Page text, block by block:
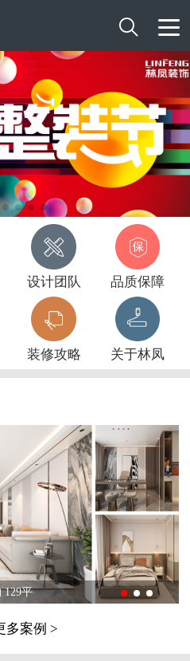

设计团队 品质保障
装修攻略 关于林凤
129平
多案例 >